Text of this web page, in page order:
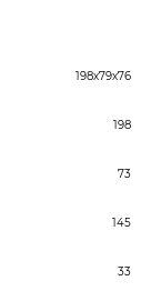
198х79х76
198
73
145
33